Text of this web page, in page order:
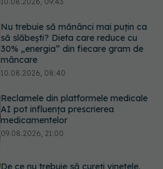
Reclamele din platformele medicale
AI pot influența prescrierea
medicamentelor
09.08.2026, 21:00
De ce nu trebuie să cureți vinetele.
Ce conține, de fapt, coaja lor
09.08.2026, 20:00